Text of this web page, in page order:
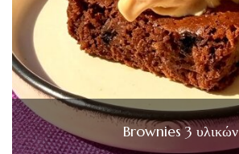
Brownies 3 υλικών